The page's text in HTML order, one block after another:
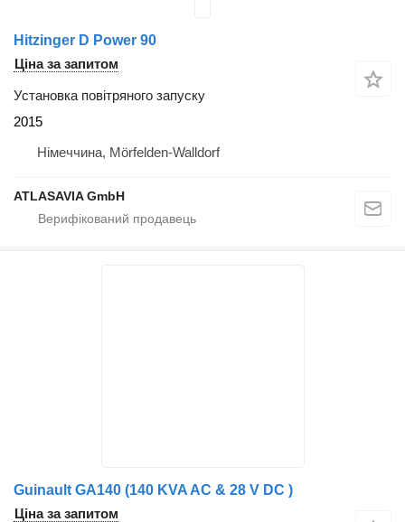
Hitzinger D Power 90
Ціна за запитом
Установка повітряного запуску
2015
Німеччина, Mörfelden-Walldorf
ATLASAVIA GmbH
Guinault GA140 (140 KVA AC & 28 V DC )
Ціна за запитом